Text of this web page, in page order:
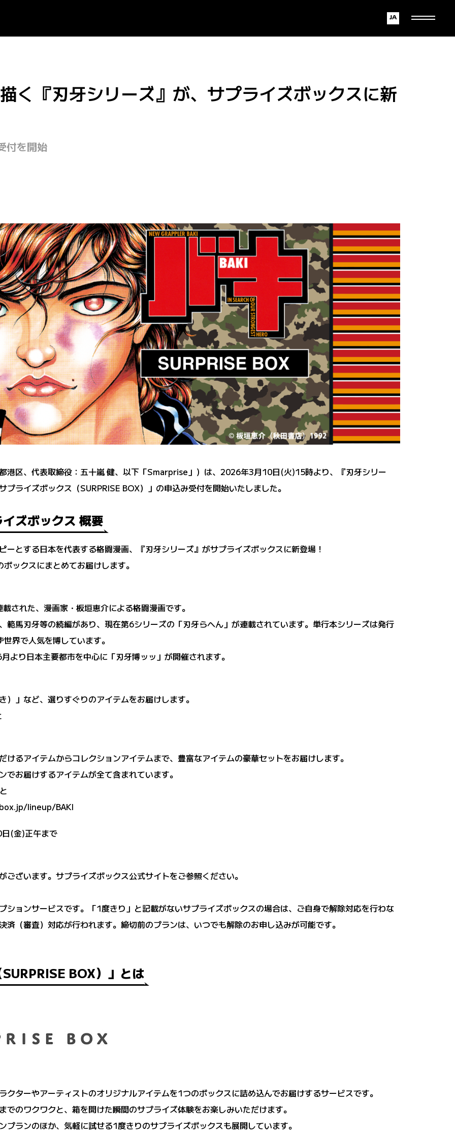
English
Japanese
く『刃牙シリーズ』が、サプライズボックスに新
付を開始
港区、代表取締役：五十嵐 健、以下「Smarprise」）は、2026年3月10日(火)15時より、『刃牙シリー
ライズボックス（SURPRISE BOX）」の申込み受付を開始いたしました。
ズボックス 概要
ーとする日本を代表する格闘漫画、『刃牙シリーズ』がサプライズボックスに新登場！
ックスにまとめてお届けします。
された、漫画家・板垣恵介による格闘漫画です。
範馬刃牙等の続編があり、現在第6シリーズの「刃牙らへん」が連載されています。単行本シリーズは発行
界で人気を博しています。
より日本主要都市を中心に「刃牙博ッッ」が開催されます。
」など、選りすぐりのアイテムをお届けします。
けるアイテムからコレクションアイテムまで、豊富なアイテムの豪華セットをお届けします。
お届けするアイテムが全て含まれています。
lineup/BAKI
(金)正午まで
ざいます。サプライズボックス公式サイトをご参照ください。
ョンサービスです。「1度きり」と記載がないサプライズボックスの場合は、ご自身で解除対応を行わな
済（審査）対応が行われます。締切前のプランは、いつでも解除のお申し込みが可能です。
BOX）」とは
クターやアーティストのオリジナルアイテムを1つのボックスに詰め込んでお届けするサービスです。
でのワクワクと、箱を開けた瞬間のサプライズ体験をお楽しみいただけます。
プランのほか、気軽に試せる1度きりのサプライズボックスも展開しています。